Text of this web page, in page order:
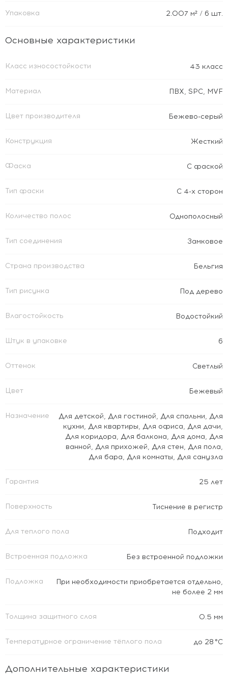
Упаковка 2.007 м² / 6 шт.
Основные характеристики
Класс износостойкости 43 класс
Материал ПВХ, SPC, MVF
Цвет производителя Бежево-серый
Конструкция Жесткий
Фаска С фаской
Тип фаски С 4-х сторон
Количество полос Однополосный
Тип соединения Замковое
Страна производства Бельгия
Тип рисунка Под дерево
Влагостойкость Водостойкий
Штук в упаковке 6
Оттенок Светлый
Цвет Бежевый
Назначение Для детской, Для гостиной, Для спальни, Для
кухни, Для квартиры, Для офиса, Для дачи,
Для коридора, Для балкона, Для дома, Для
ванной, Для прихожей, Для стен, Для пола,
Для бара, Для комнаты, Для санузла
Гарантия 25 лет
Поверхность Тиснение в регистр
Для теплого пола Подходит
Встроенная подложка Без встроенной подложки
Подложка
При необходимости приобретается отдельно,
не более 2 мм
Толщина защитного слоя 0.5 мм
Температурное ограничение тёплого пола до 28 °C
Дополнительные характеристики